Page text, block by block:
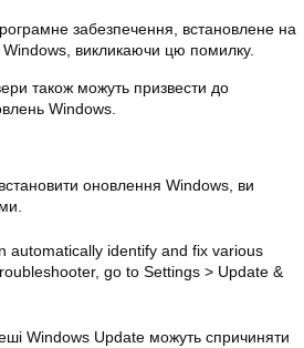
забезпечення, встановлене на
викликаючи цю помилку.
також можуть призвести до
Windows.
оновлення Windows, ви
automatically identify and fix various
go to Settings > Update &
Windows Update можуть спричиняти